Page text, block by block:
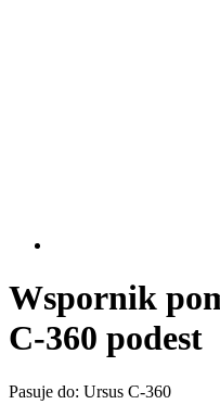
Wspornik
C-360 podest
Pasuje do: Ursus C-360